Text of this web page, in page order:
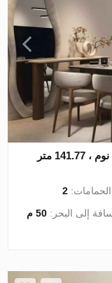
شقة في Al Raha Beach، أبو ظبي 2 غرفة نوم ، 141.77 متر
الحمامات:2
إلى البحر:50 م